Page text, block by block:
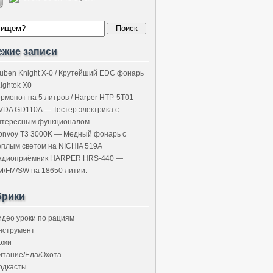
записи
Knight X-0 / Крутейший EDC фонарь
X0
на 5 литров / Harper HTP-5T01
GD110A — Тестер электрика с
функционалом
T3 3000K — Медный фонарь с
светом на NICHIA 519A
HARPER HRS-440 —
FM/SW на 18650 литии.
уроки по рациям
Еда/Охота